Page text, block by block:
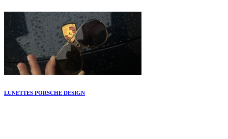
LUNETTES PORSCHE DESIGN